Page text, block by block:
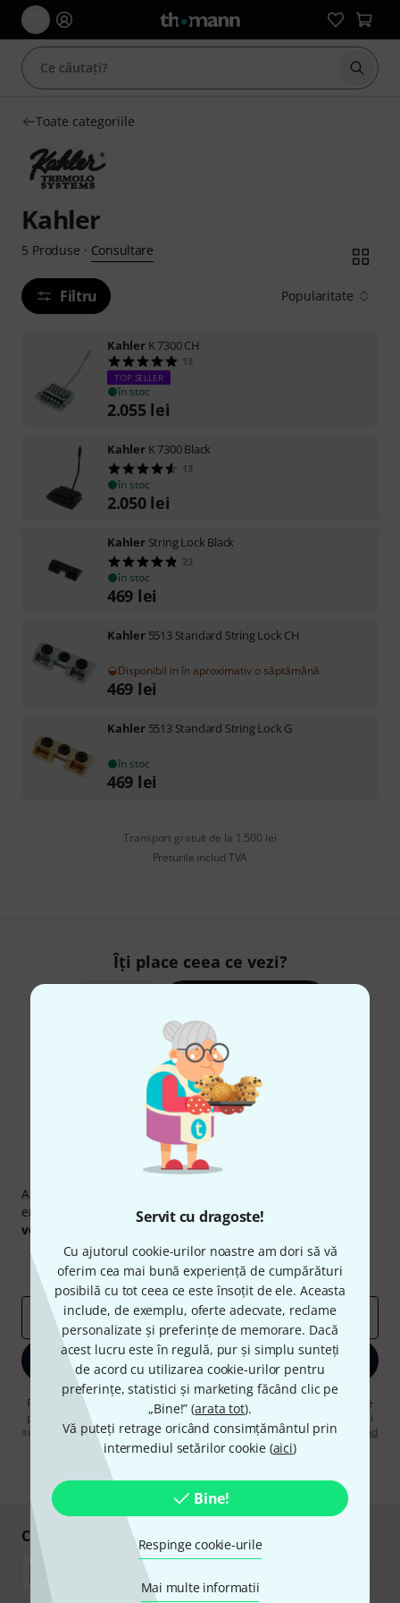
Servit cu dragoste!
Cu ajutorul cookie-urilor noastre am dori să vă
oferim cea mai bună experiență de cumpărături
posibilă cu tot ceea ce este însoțit de ele. Aceasta
include, de exemplu, oferte adecvate, reclame
personalizate și preferințe de memorare. Dacă
acest lucru este în regulă, pur și simplu sunteți
de acord cu utilizarea cookie-urilor pentru
preferințe, statistici și marketing făcând clic pe
„Bine!” (arata tot).
Vă puteți retrage oricând consimțământul prin
intermediul setărilor cookie (aici)
Bine!
Respinge cookie-urile
Mai multe informatii
Toate categoriile
Kahler
5 Produse · Consultare
Filtru Popularitate
Kahler K 7300 CH
13
TOP SELLER
în stoc
2.055 lei
Kahler K 7300 Black
13
în stoc
2.050 lei
Kahler String Lock Black
23
în stoc
469 lei
Kahler 5513 Standard String Lock CH
Disponibil in în aproximativ o săptămână
469 lei
Kahler 5513 Standard String Lock G
în stoc
469 lei
Transport gratuit de la 1.500 lei
Preturile includ TVA
Îți place ceea ce vezi?
Newsletter Thomann
Abonați-vă la buletinul informativ Thomann în limba
engleză și, cu puțin noroc, puteți câștiga unul dintre
voucherele
fiecare!
Contribuții inspiraționale
Oferte
Perspectivele Thomann
adresă de email *
Înscrie-te acum
Făcând clic pe „Înscrie-te acum”, sunteți de acord să primiți publicitate
prin e-mail. Vă puteți dezabona în orice moment. Puteți găsi informații
suplimentare despre buletinul informativ înregulamentul nostru privind
protecția datelor.
Cumpărați și plătiți în siguranță